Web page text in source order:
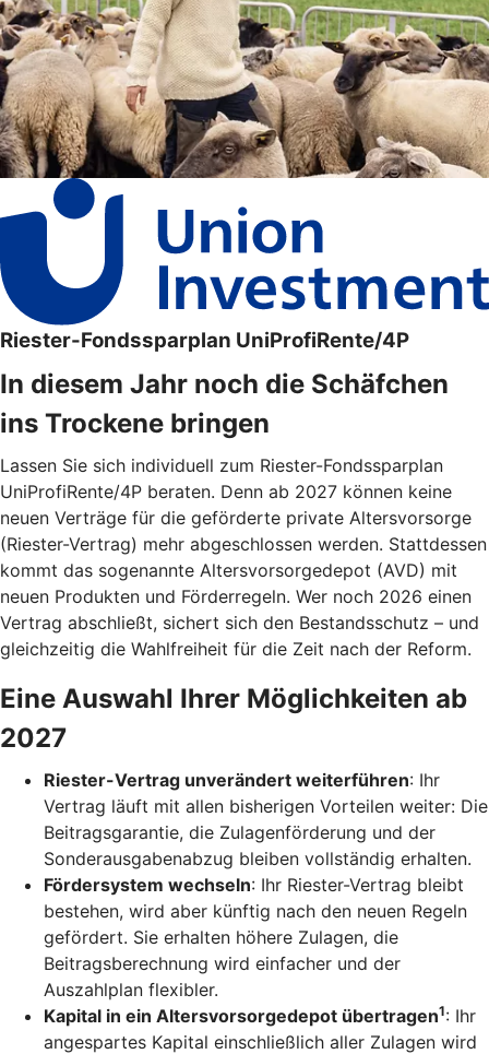
Riester-Fondssparplan UniProfiRente/4P
In diesem Jahr noch die Schäfchen
ins Trockene bringen
Lassen Sie sich individuell zum Riester-Fondssparplan
UniProfiRente/4P beraten. Denn ab 2027 können keine
neuen Verträge für die geförderte private Altersvorsorge
(Riester-Vertrag) mehr abgeschlossen werden. Stattdessen
kommt das sogenannte Altersvorsorgedepot (AVD) mit
neuen Produkten und Förderregeln. Wer noch 2026 einen
Vertrag abschließt, sichert sich den Bestandsschutz – und
gleichzeitig die Wahlfreiheit für die Zeit nach der Reform.
Eine Auswahl Ihrer Möglichkeiten ab
2027
Riester-Vertrag unverändert weiterführen: Ihr
Vertrag läuft mit allen bisherigen Vorteilen weiter: Die
Beitragsgarantie, die Zulagenförderung und der
Sonderausgabenabzug bleiben vollständig erhalten.
Fördersystem wechseln: Ihr Riester-Vertrag bleibt
bestehen, wird aber künftig nach den neuen Regeln
gefördert. Sie erhalten höhere Zulagen, die
Beitragsberechnung wird einfacher und der
Auszahlplan flexibler.
Kapital in ein Altersvorsorgedepot übertragen1: Ihr
angespartes Kapital einschließlich aller Zulagen wird